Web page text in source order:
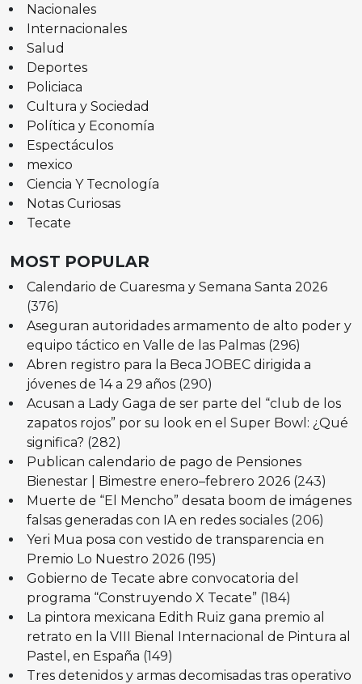
Nacionales
Internacionales
Salud
Deportes
Policiaca
Cultura y Sociedad
Política y Economía
Espectáculos
mexico
Ciencia Y Tecnología
Notas Curiosas
Tecate
MOST POPULAR
Calendario de Cuaresma y Semana Santa 2026
(376)
Aseguran autoridades armamento de alto poder y
equipo táctico en Valle de las Palmas (296)
Abren registro para la Beca JOBEC dirigida a
jóvenes de 14 a 29 años (290)
Acusan a Lady Gaga de ser parte del “club de los
zapatos rojos” por su look en el Super Bowl: ¿Qué
significa? (282)
Publican calendario de pago de Pensiones
Bienestar | Bimestre enero–febrero 2026 (243)
Muerte de “El Mencho” desata boom de imágenes
falsas generadas con IA en redes sociales (206)
Yeri Mua posa con vestido de transparencia en
Premio Lo Nuestro 2026 (195)
Gobierno de Tecate abre convocatoria del
programa “Construyendo X Tecate” (184)
La pintora mexicana Edith Ruiz gana premio al
retrato en la VIII Bienal Internacional de Pintura al
Pastel, en España (149)
Tres detenidos y armas decomisadas tras operativo